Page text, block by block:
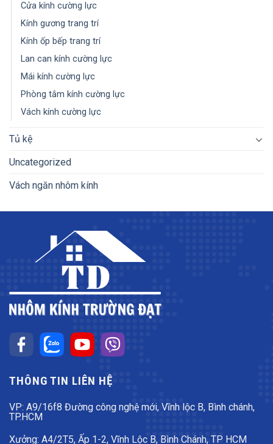
Cửa kính cường lực
Kính gương trang trí
Kính ốp bếp trang trí
Lan can kính cường lực
Mái kính cường lực
Phòng tắm kính cường lực
Vách kính cường lực
Tủ kệ
Uncategorized
Vách ngăn nhôm kính
THÔNG TIN LIÊN HỆ
VP: A9/16f8 Đường công nghệ mới, Vĩnh lộc B, Bình chánh,
TP.HCM
Xưởng: A4/2T5, Ấp 1-2, Vĩnh Lộc B, Bình Chánh, TP HCM